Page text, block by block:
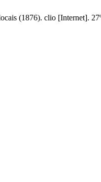
(1876). clio [Internet].